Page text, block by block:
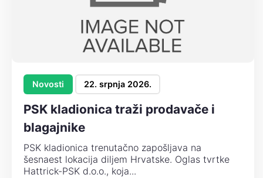
Novosti 22. srpnja 2026.
PSK kladionica traži prodavače i
blagajnike
PSK kladionica trenutačno zapošljava na
šesnaest lokacija diljem Hrvatske. Oglas tvrtke
Hattrick-PSK d.o.o., koja...